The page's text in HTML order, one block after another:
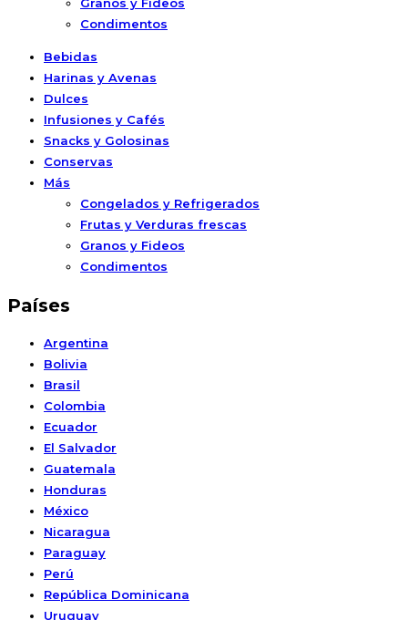
Condimentos
Bebidas
Harinas y Avenas
Dulces
Infusiones y Cafés
Snacks y Golosinas
Conservas
Más
Congelados y Refrigerados
Frutas y Verduras frescas
Granos y Fideos
Condimentos
Países
Argentina
Bolivia
Brasil
Colombia
Ecuador
El Salvador
Guatemala
Honduras
México
Nicaragua
Paraguay
Perú
República Dominicana
Uruguay